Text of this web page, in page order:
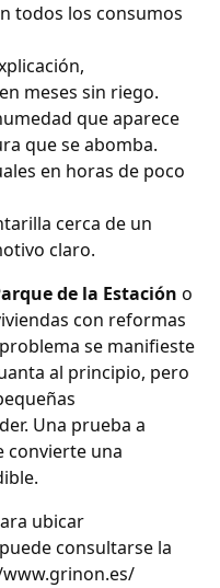
todos los consumos
meses sin riego.
que aparece
que se abomba.
en horas de poco
cerca de un
claro.
de la Estación o
con reformas
se manifieste
al principio, pero
Una prueba a
convierte una
ubicar
consultarse la